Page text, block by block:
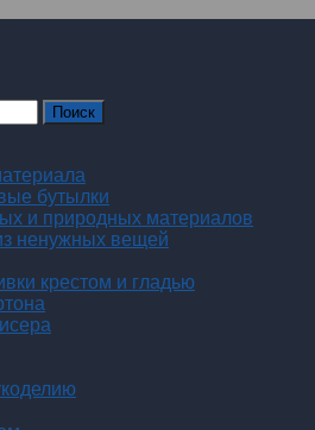
бутылки
и природных материалов
ненужных вещей
крестом и гладью